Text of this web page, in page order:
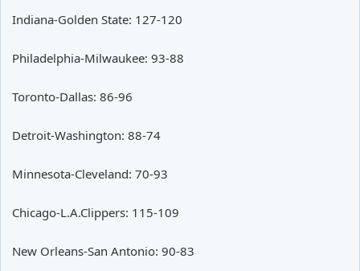
Indiana-Golden State: 127-120
Philadelphia-Milwaukee: 93-88
Toronto-Dallas: 86-96
Detroit-Washington: 88-74
Minnesota-Cleveland: 70-93
Chicago-L.A.Clippers: 115-109
New Orleans-San Antonio: 90-83